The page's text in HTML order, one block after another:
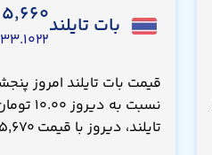
بات تایلند۵,۶۶۰
۳۳.۱۰۲۲ USD
تایلند، دیروز با قیمت ۵,۶۷۰ تومان معامله می‌شد.